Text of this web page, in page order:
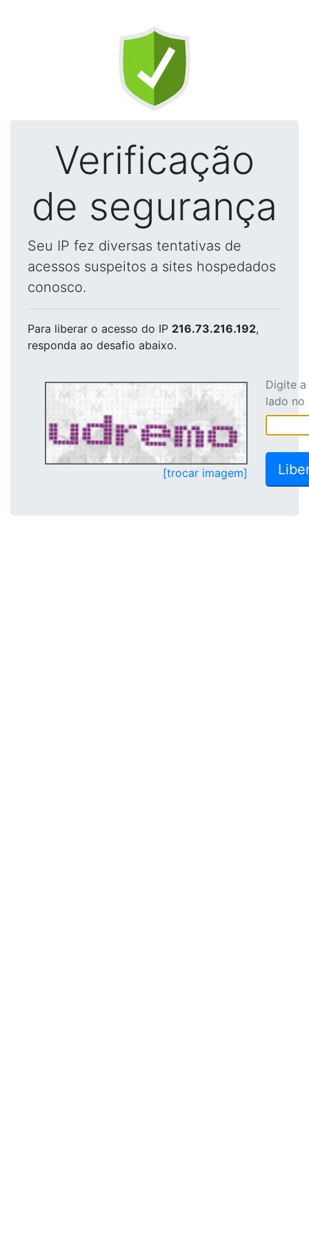
Verificação
de segurança
Seu IP fez diversas tentativas de
acessos suspeitos a sites hospedados
conosco.
Para liberar o acesso do IP 216.73.216.192,
responda ao desafio abaixo.
[trocar imagem]
Digite
lado no